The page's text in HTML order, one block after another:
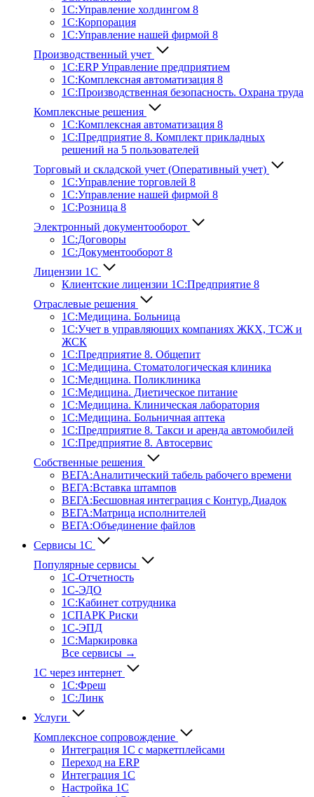
1С:Управление холдингом 8
1С:Корпорация
1С:Управление нашей фирмой 8
Производственный учет
1С:ERP Управление предприятием
1С:Комплексная автоматизация 8
1С:Производственная безопасность. Охрана труда
Комплексные решения
1С:Комплексная автоматизация 8
1С:Предприятие 8. Комплект прикладных
решений на 5 пользователей
Торговый и складской учет (Оперативный учет)
1С:Управление торговлей 8
1С:Управление нашей фирмой 8
1С:Розница 8
Электронный документооборот
1С:Договоры
1С:Документооборот 8
Лицензии 1С
Клиентские лицензии 1С:Предприятие 8
Отраслевые решения
1С:Медицина. Больница
1C:Учет в управляющих компаниях ЖКХ, ТСЖ и
ЖСК
1С:Предприятие 8. Общепит
1С:Медицина. Стоматологическая клиника
1С:Медицина. Поликлиника
1С:Медицина. Диетическое питание
1С:Медицина. Клиническая лаборатория
1С:Медицина. Больничная аптека
1С:Предприятие 8. Такси и аренда автомобилей
1С:Предприятие 8. Автосервис
Собственные решения
ВЕГА:Аналитичес­кий табель рабочего времени
ВЕГА:Вставка штампов
ВЕГА:Бесшовная интеграция с Контур.Диадок
ВЕГА:Матрица исполнителей
ВЕГА:Объединение файлов
Сервисы 1С
Популярные сервисы
1С-Отчет­ность
1С-ЭДО
1С:Кабинет сотрудника
1СПАРК Риски
1С-ЭПД
1С:Маркировка
Все сервисы →
1С через интернет
1С:Фреш
1С:Линк
Услуги
Комплексное сопровождение
Интеграция 1С с маркетплейсами
Переход на ERP
Интеграция 1С
Настройка 1С